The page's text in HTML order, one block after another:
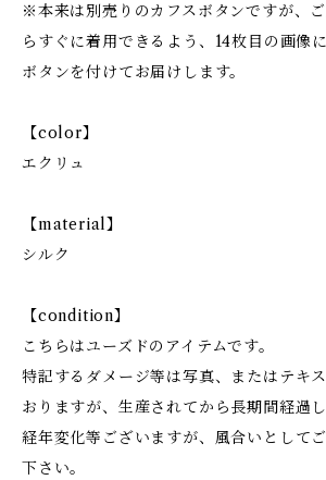
※本来は別売りのカフスボタンですが、
らすぐに着用できるよう、14枚目の画像
ボタンを付けてお届けします。
【color】
エクリュ
【material】
シルク
【condition】
こちらはユーズドのアイテムです。
特記するダメージ等は写真、またはテキ
おりますが、生産されてから長期間経過
経年変化等ございますが、風合いとして
下さい。